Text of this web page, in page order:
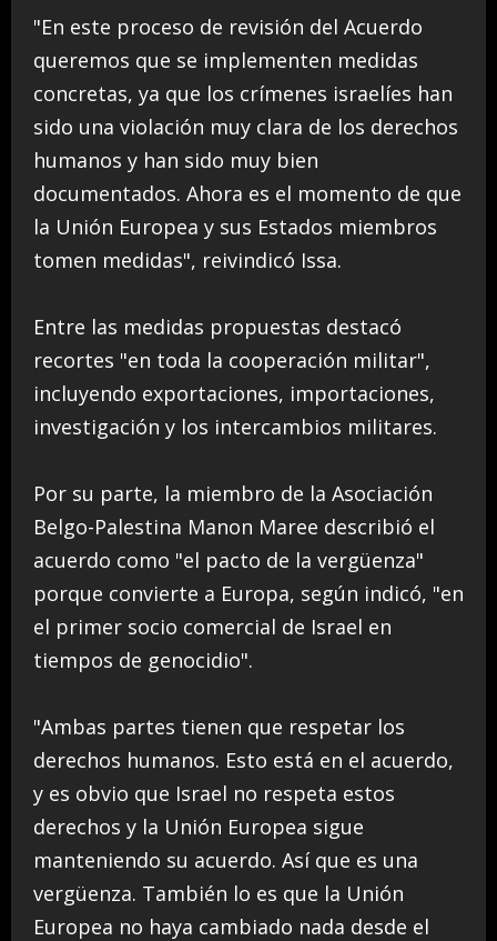
"En este proceso de revisión del Acuerdo
queremos que se implementen medidas
concretas, ya que los crímenes israelíes han
sido una violación muy clara de los derechos
humanos y han sido muy bien
documentados. Ahora es el momento de que
la Unión Europea y sus Estados miembros
tomen medidas", reivindicó Issa.
Entre las medidas propuestas destacó
recortes "en toda la cooperación militar",
incluyendo exportaciones, importaciones,
investigación y los intercambios militares.
Por su parte, la miembro de la Asociación
Belgo-Palestina Manon Maree describió el
acuerdo como "el pacto de la vergüenza"
porque convierte a Europa, según indicó, "en
el primer socio comercial de Israel en
tiempos de genocidio".
"Ambas partes tienen que respetar los
derechos humanos. Esto está en el acuerdo,
y es obvio que Israel no respeta estos
derechos y la Unión Europea sigue
manteniendo su acuerdo. Así que es una
vergüenza. También lo es que la Unión
Europea no haya cambiado nada desde el